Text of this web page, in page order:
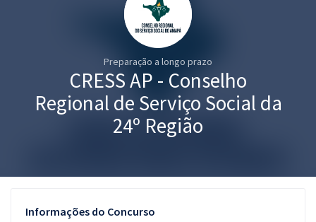
Graduação
Preparação a longo prazo
CRESS AP - Conselho
Regional de Serviço Social da
24º Região
Informações do Concurso